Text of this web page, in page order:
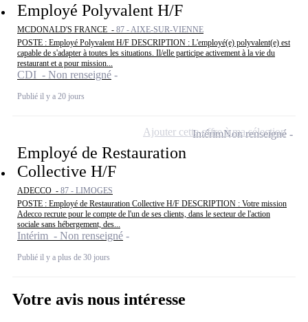
Employé Polyvalent H/F
MCDONALD'S FRANCE - 87 - AIXE-SUR-VIENNE
POSTE : Employé Polyvalent H/F DESCRIPTION : L'employé(e) polyvalent(e) est
capable de s'adapter à toutes les situations. Il/elle participe activement à la vie du
restaurant et a pour mission...
CDI - Non renseigné
Publié il y a 20 jours
Employé de Restauration
Collective H/F
ADECCO - 87 - LIMOGES
POSTE : Employé de Restauration Collective H/F DESCRIPTION : Votre mission
Adecco recrute pour le compte de l'un de ses clients, dans le secteur de l'action
sociale sans hébergement, des...
Intérim - Non renseigné
Publié il y a plus de 30 jours
IntérimNon renseigné
Ajouter cette offre à ma sélection
Votre avis nous intéresse